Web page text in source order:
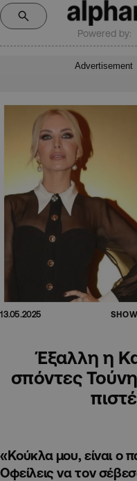
Powered by:
Advertisement
13.05.2025
Έξαλλη η
σπόντες
«Κούκλα μου, είναι ο
Οφείλεις να τον